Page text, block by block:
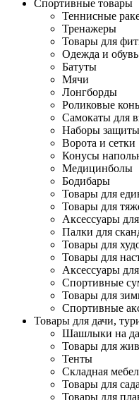
Спортивные товары
Теннисные
Тренажеры
Товары для
Одежда и обувь
Батуты
Мячи
Лонгборды
Роликовые
Самокаты для
Наборы защиты
Ворота и сетки
Конусы
Медицинболы
Бодибары
Товары для
Товары для
Аксессуары
Палки для
Товары для
Товары для
Аксессуары
Спортивные
Товары для
Спортивные
Товары для дачи,
Шашлыки на
Товары для
Тенты
Складная
Товары для
Товары для